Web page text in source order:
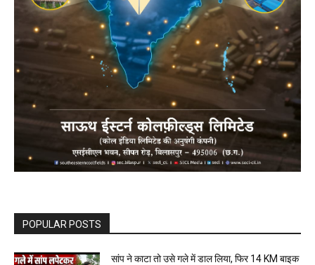
POPULAR POSTS
सांप ने काटा तो उसे गले में डाल लिया, फिर 14 KM बाइक